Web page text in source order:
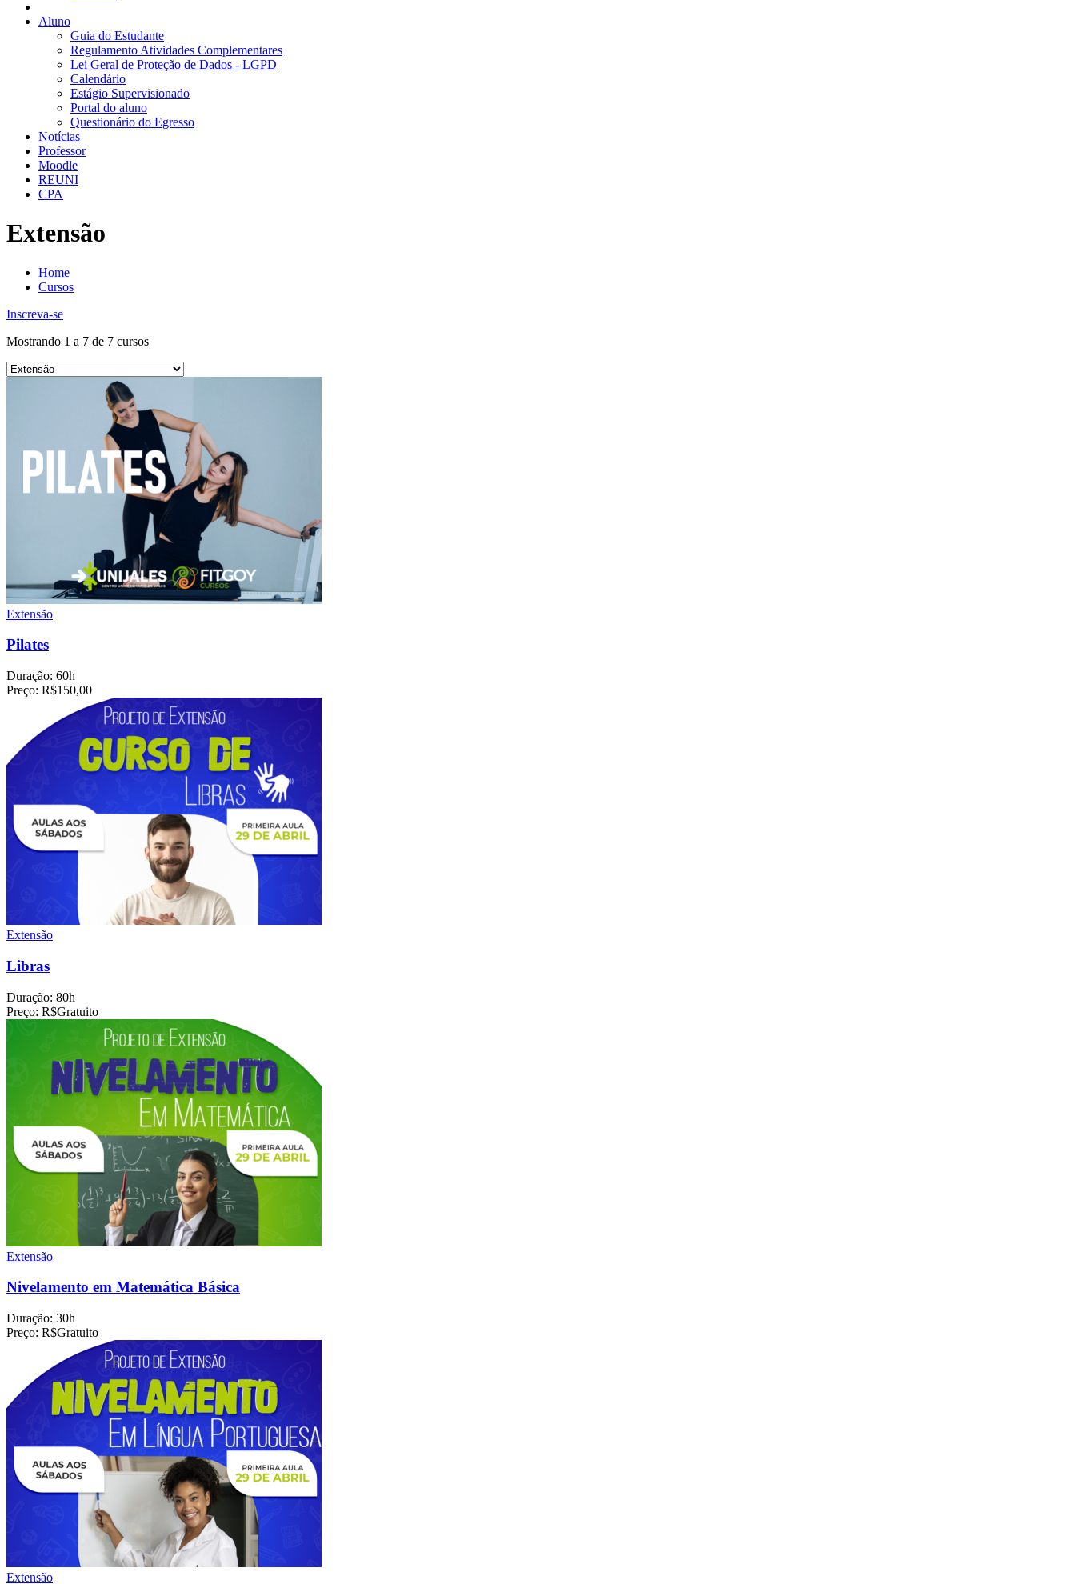
Aluno
Guia do Estudante
Regulamento Atividades Complementares
Lei Geral de Proteção de Dados - LGPD
Calendário
Estágio Supervisionado
Portal do aluno
Questionário do Egresso
Notícias
Professor
Moodle
REUNI
CPA
Extensão
Home
Cursos
Inscreva-se
Mostrando 1 a 7 de 7 cursos
Extensão
Pilates
Duração: 60h
Preço: R$150,00
Extensão
Libras
Duração: 80h
Preço: R$Gratuito
Extensão
Nivelamento em Matemática Básica
Duração: 30h
Preço: R$Gratuito
Extensão